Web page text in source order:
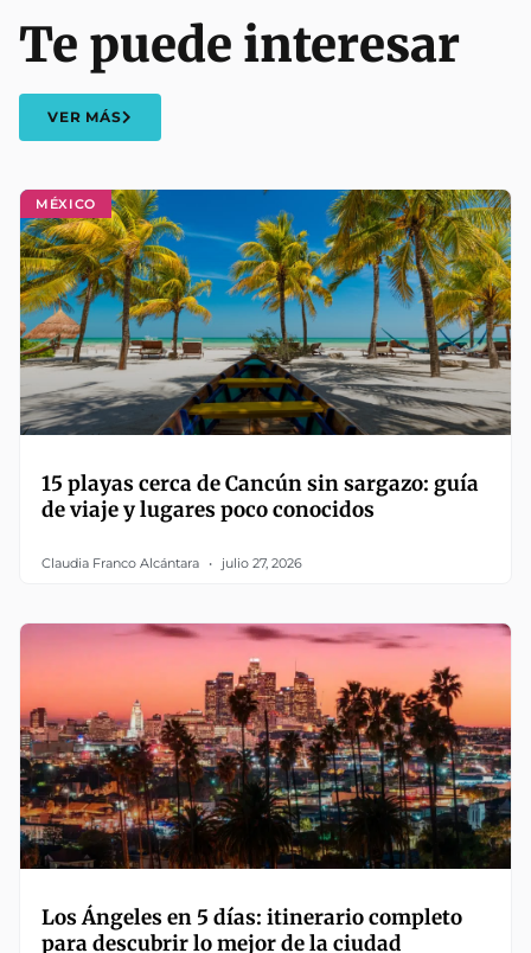
MÉXICO
15 playas cerca de Cancún sin sargazo: guía
de viaje y lugares poco conocidos
Claudia Franco Alcántara julio 27, 2026
Los Ángeles en 5 días: itinerario completo
para descubrir lo mejor de la ciudad
Te puede interesar
VER MÁS